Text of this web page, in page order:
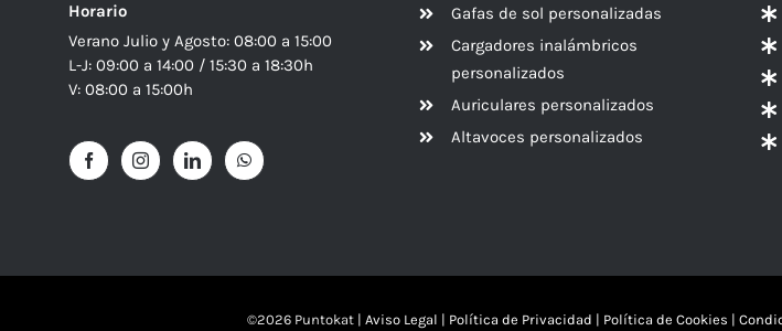
Horario
Verano Julio y Agosto: 08:00 a 15:00
L-J: 09:00 a 14:00 / 15:30 a 18:30h
V: 08:00 a 15:00h
Gafas de sol personalizadas
Cargadores inalámbricos
personalizados
Auriculares personalizados
Altavoces personalizados
©2026 Puntokat | Aviso Legal | Política de Privacidad | Política de Cookies |